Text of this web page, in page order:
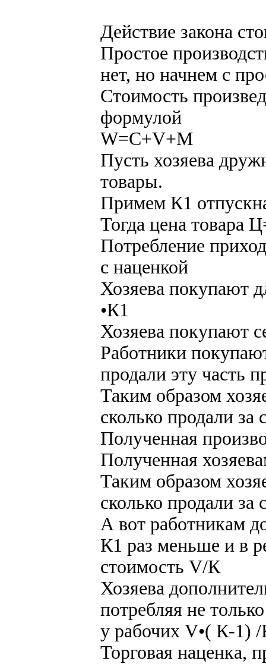
Действие закона
Простое
нет, но начнем с
Стоимость
формулой
W=C+V+M
Пусть хозяева
товары.
Примем К1
Тогда цена товара
Потребление
с наценкой
Хозяева покупают
•К1
Хозяева покупают
Работники
продали эту часть
Таким образом
сколько продали за
Полученная
Полученная
Таким образом
сколько продали за
А вот работникам
К1 раз меньше и в
стоимость V/К
Хозяева
потребляя не
у рабочих V•( К-1)
Торговая наценка,